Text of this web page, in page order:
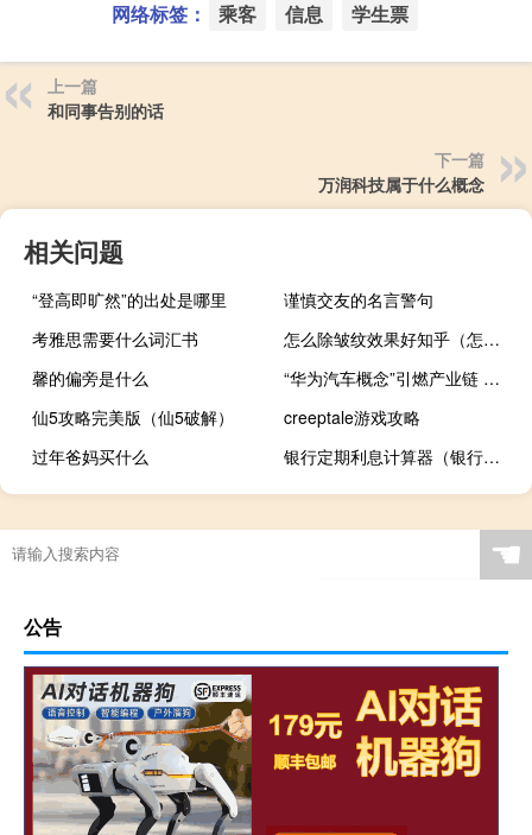
网络标签： 乘客 信息 学生票
上一篇
和同事告别的话
下一篇
万润科技属于什么概念
相关问题
“登高即旷然”的出处是哪里
谨慎交友的名言警句
考雅思需要什么词汇书
怎么除皱纹效果好知乎（怎么除皱效果好）
馨的偏旁是什么
“华为汽车概念”引燃产业链 专家提醒警惕相关个股蹭热点炒作
仙5攻略完美版（仙5破解）
creeptale游戏攻略
过年爸妈买什么
银行定期利息计算器（银行定期利息）
☚
公告